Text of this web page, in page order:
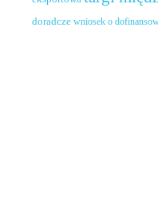
doradcze wniosek o